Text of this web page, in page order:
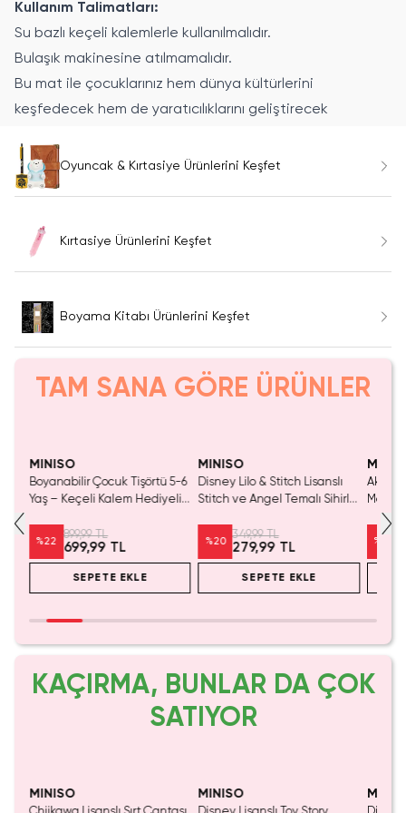
Kullanım Talimatları:
Su bazlı keçeli kalemlerle kullanılmalıdır.
Bulaşık makinesine atılmamalıdır.
Bu mat ile çocuklarınız hem dünya kültürlerini
keşfedecek hem de yaratıcılıklarını geliştirecek
Oyuncak & Kırtasiye Ürünlerini Keşfet
Kırtasiye Ürünlerini Keşfet
Boyama Kitabı Ürünlerini Keşfet
TAM SANA GÖRE ÜRÜNLER
MINISO
Boyanabilir Çocuk Tişörtü 5-6
Yaş – Keçeli Kalem Hediyeli
%22
899,99 TL
699,99 TL
SEPETE EKLE
MINISO
Disney Lilo & Stitch Lisanslı
Stitch ve Angel Temalı Sihirli
Kullanılabilir Aktivite Seti
%20
349,99 TL
279,99 TL
SEPETE EKLE
Mat
Minik
%
KAÇIRMA, BUNLAR DA ÇOK
SATIYOR
MINISO MINISO